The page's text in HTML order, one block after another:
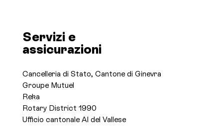
Servizi e
assicurazioni
Cancelleria di Stato, Cantone di Ginevra
Groupe Mutuel
Reka
Rotary District 1990
Ufficio cantonale AI del Vallese